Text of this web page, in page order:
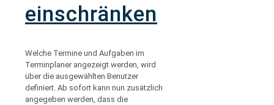
einschränken
Welche Termine und Aufgaben im
Terminplaner angezeigt werden, wird
über die ausgewählten Benutzer
definiert. Ab sofort kann nun zusätzlich
angegeben werden, dass die